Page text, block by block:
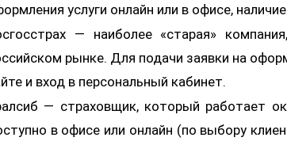
услуги онлайн или в офисе,
— наиболее «старая»
рынке. Для подачи заявки на
и вход в персональный кабинет.
— страховщик, который работает
в офисе или онлайн (по выбору